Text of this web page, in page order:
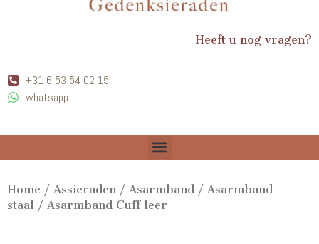
Heeft u nog vragen?
+31 6 53 54 02 15
whatsapp
Home / Assieraden / Asarmband / Asarmband
staal / Asarmband Cuff leer